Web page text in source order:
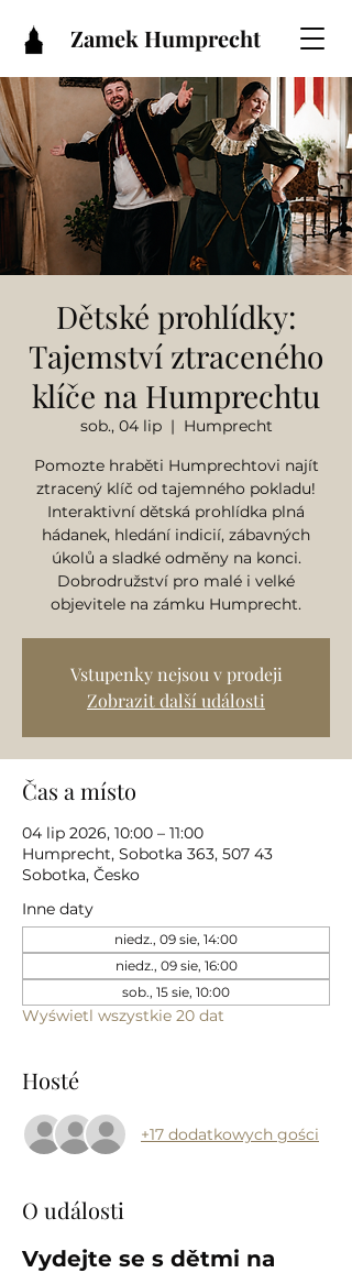
Zamek Humprecht
Dětské prohlídky:
Tajemství ztraceného
klíče na Humprechtu
sob., 04 lip
  |
Humprecht
Pomozte hraběti Humprechtovi najít
ztracený klíč od tajemného pokladu!
Interaktivní dětská prohlídka plná
hádanek, hledání indicií, zábavných
úkolů a sladké odměny na konci.
Dobrodružství pro malé i velké
objevitele na zámku Humprecht.
Vstupenky nejsou v prodeji
Zobrazit další události
Čas a místo
04 lip 2026, 10:00 – 11:00
Humprecht, Sobotka 363, 507 43
Sobotka, Česko
Inne daty
niedz., 09 sie, 14:00
niedz., 09 sie, 16:00
sob., 15 sie, 10:00
Wyświetl wszystkie 20 dat
Hosté
+17 dodatkowych gości
O události
Vydejte se s dětmi na